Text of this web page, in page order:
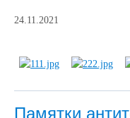
24.11.2021
Памятки